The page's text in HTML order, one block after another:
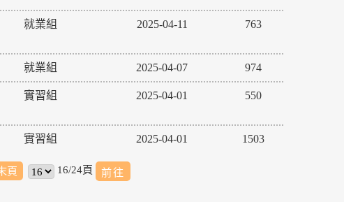
就業組 2025-04-11 763
就業組 2025-04-07 974
實習組 2025-04-01 550
實習組 2025-04-01 1503
頁 16/24頁